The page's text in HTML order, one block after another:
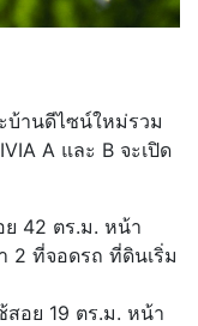
บ้านดีไซน์ใหม่รวม
A และ B จะเปิด
42 ตร.ม. หน้า
2 ที่จอดรถ ที่ดินเริ่ม
อย 19 ตร.ม. หน้า